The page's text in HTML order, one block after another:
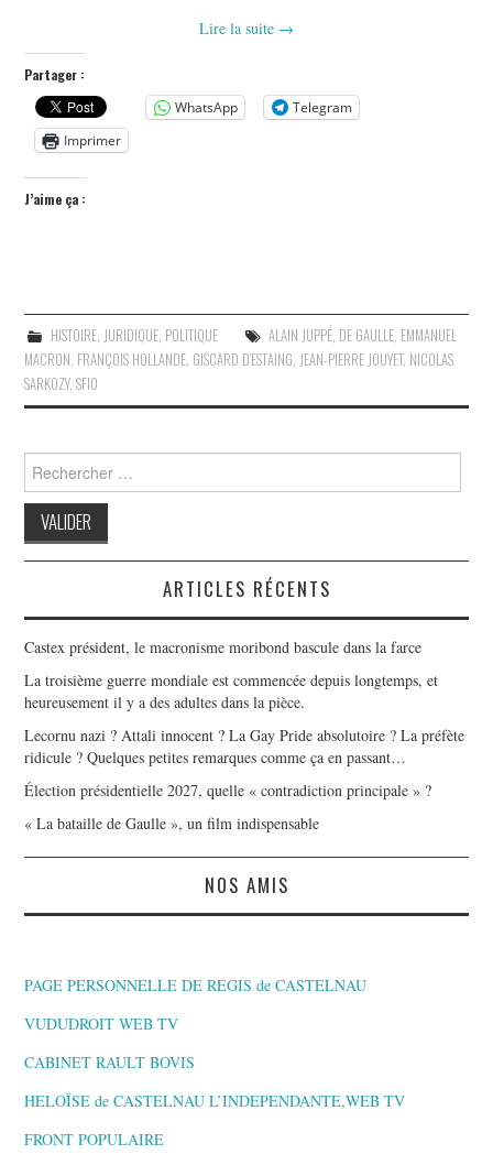
Lire la suite →
Partager :
WhatsApp
Telegram
Imprimer
J’aime ça :
HISTOIRE, JURIDIQUE, POLITIQUE ALAIN JUPPÉ, DE GAULLE, EMMANUEL
MACRON, FRANÇOIS HOLLANDE, GISCARD D’ESTAING, JEAN-PIERRE JOUYET, NICOLAS
SARKOZY,SFIO
Search
for:
ARTICLES RÉCENTS
Castex président, le macronisme moribond bascule dans la farce
La troisième guerre mondiale est commencée depuis longtemps, et
heureusement il y a des adultes dans la pièce.
Lecornu nazi ? Attali innocent ? La Gay Pride absolutoire ? La préfète
ridicule ? Quelques petites remarques comme ça en passant…
Élection présidentielle 2027, quelle « contradiction principale » ?
« La bataille de Gaulle », un film indispensable
NOS AMIS
PAGE PERSONNELLE DE REGIS de CASTELNAU
VUDUDROIT WEB TV
CABINET RAULT BOVIS
HELOÏSE de CASTELNAU L’INDEPENDANTE,WEB TV
FRONT POPULAIRE